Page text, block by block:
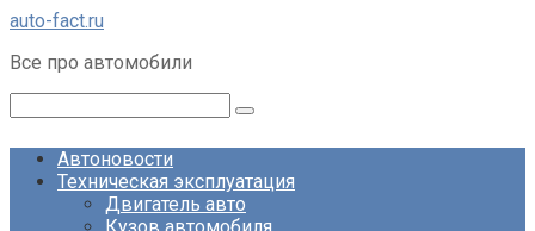
Перейти
контенту
auto-fact.ru
Все про автомобили
Автоновости
Техническая эксплуатация
Двигатель авто